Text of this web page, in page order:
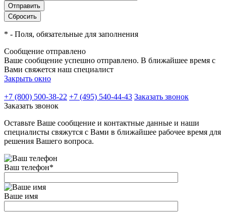
* - Поля, обязательные для заполнения
Сообщение отправлено
Ваше сообщение успешно отправлено. В ближайшее время с
Вами свяжется наш специалист
Закрыть окно
+7 (800) 500-38-22 +7 (495) 540-44-43 Заказать звонок
Заказать звонок
Оставьте Ваше сообщение и контактные данные и наши
специалисты свяжутся с Вами в ближайшее рабочее время для
решения Вашего вопроса.
Ваш телефон*
Ваше имя